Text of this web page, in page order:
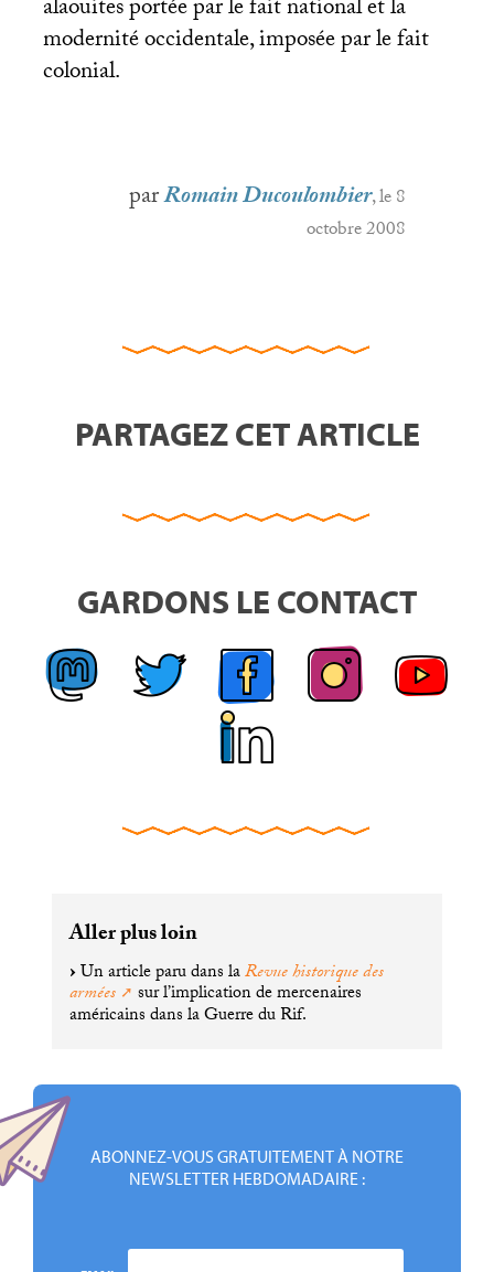
alaouites portée par le fait national et la
modernité occidentale, imposée par le fait
colonial.
parRomain Ducoulombier, le 8
octobre 2008
PARTAGEZ CET ARTICLE
GARDONS LE CONTACT
Aller plus loin
Un article paru dans laRevue historique des
armées sur l’implication de mercenaires
américains dans la Guerre du Rif.
ABONNEZ-VOUS GRATUITEMENT À NOTRE
NEWSLETTER HEBDOMADAIRE :